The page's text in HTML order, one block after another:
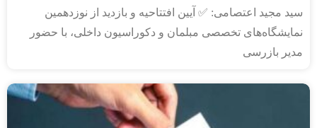
سید مجید اعتصامی: ✅ آیین افتتاحیه و بازدید از نوزدهمین
نمایشگاه‌های تخصصی مبلمان و دکوراسیون داخلی، با حضور
مدیر بازرسی